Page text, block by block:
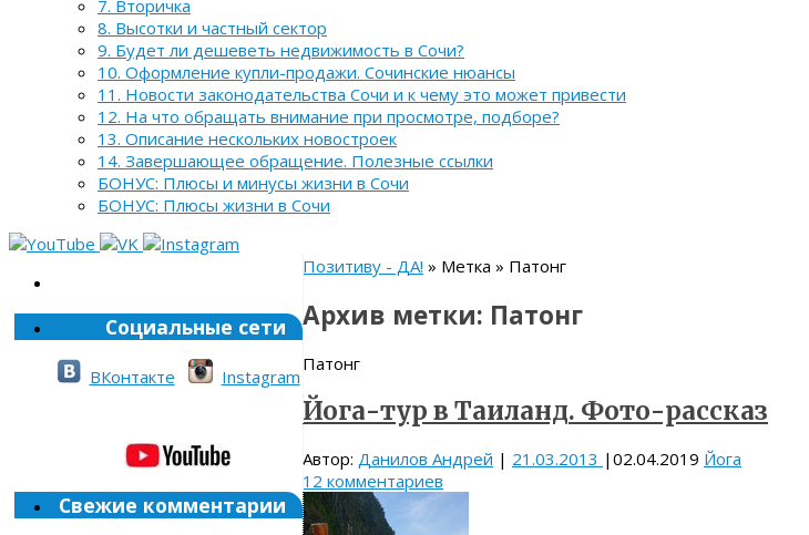
7. Вторичка
8. Высотки и частный сектор
9. Будет ли дешеветь недвижимость в Сочи?
10. Оформление купли-продажи. Сочинские нюансы
11. Новости законодательства Сочи и к чему это может привести
12. На что обращать внимание при просмотре, подборе?
13. Описание нескольких новостроек
14. Завершающее обращение. Полезные ссылки
БОНУС: Плюсы и минусы жизни в Сочи
БОНУС: Плюсы жизни в Сочи
Позитиву - ДА! » Метка » Патонг
Архив метки: Патонг
Патонг
Йога-тур в Таиланд. Фото-рассказ
Автор: Данилов Андрей | 21.03.2013 | 02.04.2019 Йога
12 комментариев
Социальные сети
ВКонтакте Instagram
Свежие комментарии